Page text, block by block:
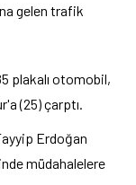
gelen trafik
plakalı otomobil,
(25) çarptı.
Erdoğan
müdahalelere